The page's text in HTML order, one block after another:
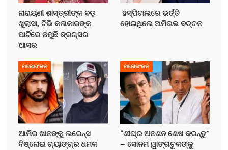
ନାରାୟଣୀ ଶାସ୍ତ୍ରୀଙ୍କ ବଡ଼
ଖୁଲାସା, ଟିଭି କଳାକାରଙ୍କ
ପାର୍ଟିରେ ଜମୁଛି ଡ୍ରଗ୍ସର
ଆସର
ହସ୍ପିଟାଲରେ ଭର୍ତ୍ତି
ହୋଇଥିଲେ ଅମିତାଭ ବଚ୍ଚନ
ମନୋରଂଜନ
ଆମିର ଖାନଙ୍କୁ ଲରେନ୍ସ
ବିଷ୍ନୋଇ ଗ୍ୟାଙ୍ଗ୍‌ର ଧମକ
ମନୋରଂଜନ
“ଶୀଘ୍ର ଅନଶନ ଶେଷ କରନ୍ତୁ”
– ସୋନମ ୱାଙ୍ଗଚୁକଙ୍କୁ